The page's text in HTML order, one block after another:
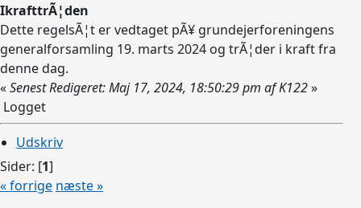
IkrafttrÃ¦den
Dette regelsÃ¦t er vedtaget pÃ¥ grundejerforeningens
generalforsamling 19. marts 2024 og trÃ¦der i kraft fra
denne dag.
«Senest Redigeret: Maj 17, 2024, 18:50:29 pm af K122»
Logget
Udskriv
Sider: [1]
« forrige næste »